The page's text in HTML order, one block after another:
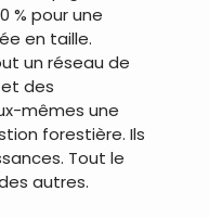
% pour une
en taille.
un réseau de
des
mêmes une
forestière. Ils
Tout le
autres.